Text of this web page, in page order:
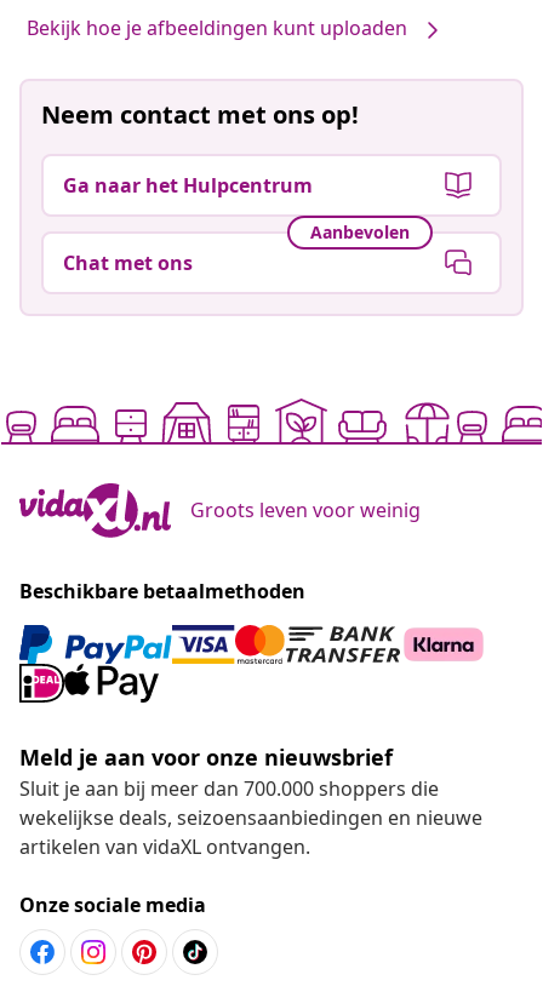
Bekijk hoe je afbeeldingen kunt uploaden
Neem contact met ons op!
Ga naar het Hulpcentrum
Aanbevolen
Chat met ons
Groots leven voor weinig
Beschikbare betaalmethoden
Meld je aan voor onze nieuwsbrief
Sluit je aan bij meer dan 700.000 shoppers die
wekelijkse deals, seizoensaanbiedingen en nieuwe
artikelen van vidaXL ontvangen.
Onze sociale media